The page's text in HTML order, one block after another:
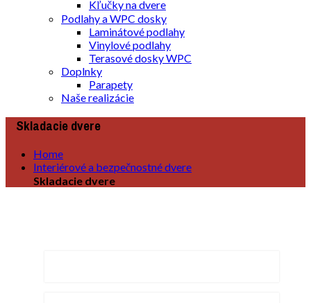
Kľučky na dvere
Podlahy a WPC dosky
Laminátové podlahy
Vinylové podlahy
Terasové dosky WPC
Doplnky
Parapety
Naše realizácie
Skladacie dvere
Home
Interiérové a bezpečnostné dvere
Skladacie dvere